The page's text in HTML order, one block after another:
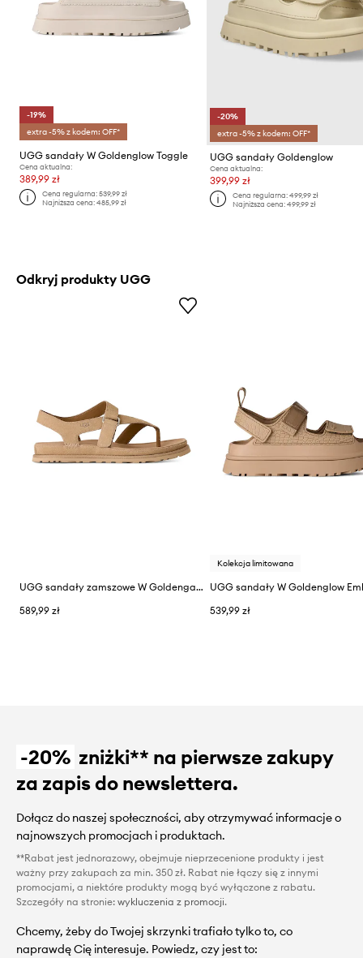
-19%
extra -5% z kodem: OFF*
UGG sandały W Goldenglow Toggle
Cena aktualna:
389,99 zł
Cena regularna:539,99 zł
Najniższa cena:485,99 zł
-20%
extra -5% z kodem: OFF*
UGG sandały Goldenglow
Cena aktualna:
399,99 zł
Cena regularna: 499,99 zł
Najniższa cena: 499,99 zł
Odkryj produkty UGG
UGG sandały zamszowe W Goldengaze Toe Post
589,99 zł
Kolekcja limitowana
539,99 zł
-20% zniżki** na pierwsze zakupy
za zapis do newslettera.
Dołącz do naszej społeczności, aby otrzymywać informacje o
najnowszych promocjach i produktach.
**Rabat jest jednorazowy, obejmuje nieprzecenione produkty i jest
ważny przy zakupach za min. 350 zł. Rabat nie łączy się z innymi
promocjami, a niektóre produkty mogą być wyłączone z rabatu.
Szczegóły na stronie: wykluczenia z promocji.
Chcemy, żeby do Twojej skrzynki trafiało tylko to, co
naprawdę Cię interesuje. Powiedz, czy jest to: